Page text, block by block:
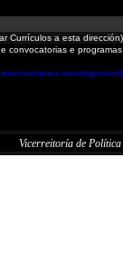
Currículos a esta dirección)
convocatorias e
Vicerreitoría de